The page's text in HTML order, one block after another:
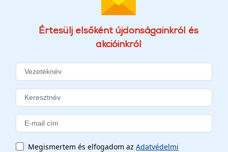
Értesülj elsőként újdonságainkról és
akcióinkról
Megismertem és elfogadom az Adatvédelmi